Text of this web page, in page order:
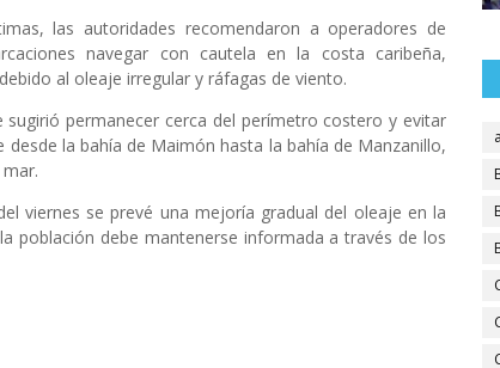
las autoridades recomendaron a operadores de
navegar con cautela en la costa caribeña,
al oleaje irregular y ráfagas de viento.
permanecer cerca del perímetro costero y evitar
la bahía de Maimón hasta la bahía de Manzanillo,
viernes se prevé una mejoría gradual del oleaje en la
población debe mantenerse informada a través de los
a